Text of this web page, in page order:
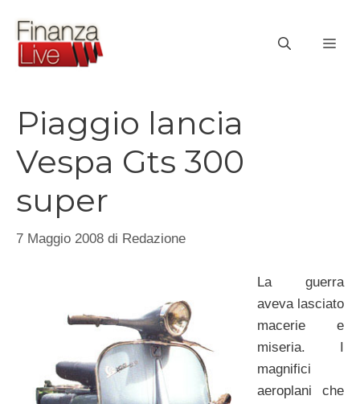
contenuto
Piaggio lancia
Vespa Gts 300
super
7 Maggio 2008 di Redazione
La guerra
aveva lasciato
macerie e
miseria. I
magnifici
aeroplani che